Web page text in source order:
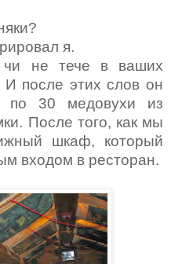
я.
чи не тече в ваших
И после этих слов он
по 30 медовухи из
После того, как мы
шкаф, который
входом в ресторан.